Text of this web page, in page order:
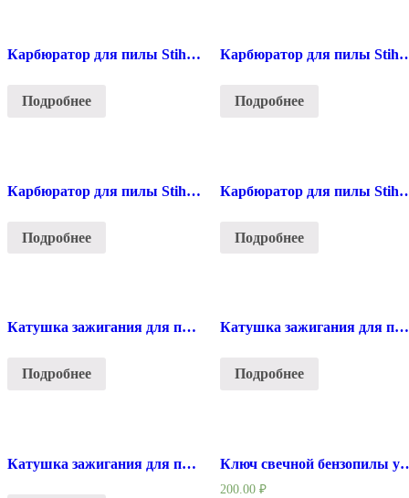
Карбюратор для пилы Stihl 260
Подробнее
Карбюратор для
Подробнее
Карбюратор для пилы Stihl 361
Подробнее
Карбюратор для
Подробнее
Катушка зажигания для пилы Stihl 180
Подробнее
Катушка зажигания для пилы Stihl 230/250
Подробнее
Катушка зажигания для пилы Stihl 240/260/290/310/340/350/380/390/440/640 Ключ свечной
200.00 ₽